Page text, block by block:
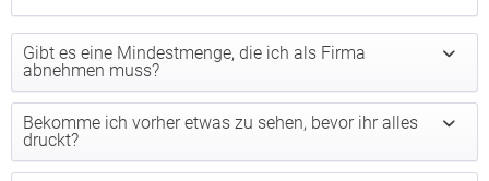
Gibt es eine Mindestmenge, die ich als Firma
abnehmen muss?
Bekomme ich vorher etwas zu sehen, bevor ihr alles
druckt?